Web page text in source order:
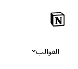
القوالب